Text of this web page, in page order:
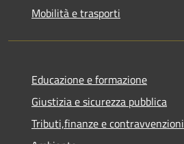
Mobilità e trasporti
Educazione e formazione
Giustizia e sicurezza pubblica
Tributi,finanze e contravvenzioni